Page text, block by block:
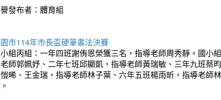
發布者：體育組
市114年市長盃硬筆書法決賽
組丙組：一年四班謝侑恩榮獲三名，指導老師周秀靜。國小
師郭姵妤、二年七班邱顯凱，指導老師黃瑞敏、三年九班蔡
晞、王金瑞，指導老師林子葉、六年五班楊雨昕，指導老師